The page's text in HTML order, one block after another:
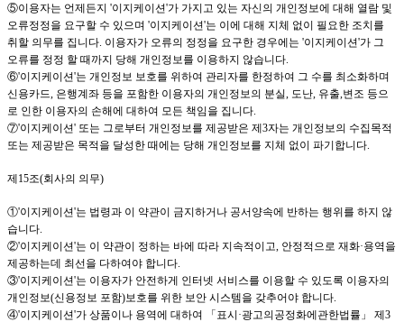
⑤이용자는 언제든지 '이지케이션'가 가지고 있는 자신의 개인정보에 대해 열람 및
오류정정을 요구할 수 있으며 '이지케이션'는 이에 대해 지체 없이 필요한 조치를
취할 의무를 집니다 이용자가 오류의 정정을 요구한 경우에는 '이지케이션'가 그
오류를 정정 할 때까지 당해 개인정보를 이용하지 않습니다
⑥'이지케이션'는 개인정보 보호를 위하여 관리자를 한정하여 그 수를 최소화하며
신용카드
은행계좌 등을 포함한 이용자의 개인정보의 분실 도난 유출 변조 등으
로 인한 이용자의 손해에 대하여 모든 책임을 집니다
⑦'이지케이션' 또는 그로부터 개인정보를 제공받은 제3자는 개인정보의 수집목적
또는 제공받은 목적을 달성한 때에는 당해 개인정보를 지체 없이 파기합니다
제15조(회사의 의무)
①'이지케이션'는 법령과 이 약관이 금지하거나 공서양속에 반하는 행위를 하지 않
습니다
②'이지케이션'는 이 약관이 정하는 바에 따라 지속적이고
안정적으로 재화·용역을
제공하는데 최선을 다하여야 합니다
③'이지케이션'는 이용자가 안전하게 인터넷 서비스를 이용할 수 있도록 이용자의
개인정보(신용정보 포함)보호를 위한 보안 시스템을 갖추어야 합니다
④'이지케이션'가 상품이나 용역에 대하여 「표시·광고의공정화에관한법률」 제3